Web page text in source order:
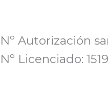
Nº Autorización
Nº Licenciado: